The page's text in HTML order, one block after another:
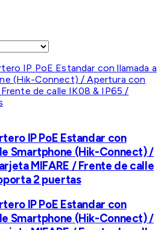
IP PoE Estandar con
Smartphone (Hik-Connect) /
MIFARE / Frente de calle
2 puertas
IP PoE Estandar con
Smartphone (Hik-Connect) /